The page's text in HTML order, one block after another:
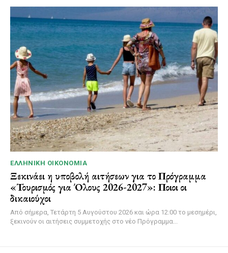
ΕΛΛΗΝΙΚΉ ΟΙΚΟΝΟΜΊΑ
Ξεκινάει η υποβολή αιτήσεων για το Πρόγραμμα
«Τουρισμός για Όλους 2026-2027»: Ποιοι οι
δικαιούχοι
Από σήμερα, Τετάρτη 5 Αυγούστου 2026 και ώρα 12:00 το μεσημέρι,
ξεκινούν οι αιτήσεις συμμετοχής στο νέο Πρόγραμμα...